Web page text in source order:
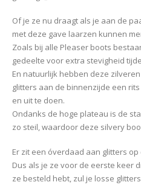
Of je ze nu draagt als je aan de
met deze gave laarzen kunnen
Zoals bij alle Pleaser boots
gedeelte voor extra stevigheid
En natuurlijk hebben deze
glitters aan de binnenzijde een
en uit te doen.
Ondanks de hoge plateau is de
zo steil, waardoor deze silvery
Er zit een óverdaad aan glitters
Dus als je ze voor de eerste keer
ze besteld hebt, zul je losse